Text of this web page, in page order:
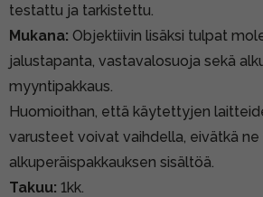
testattu ja tarkistettu.
Mukana: Objektiivin lisäksi tulpat
jalustapanta, vastavalosuoja sekä
myyntipakkaus.
Huomioithan, että käytettyjen
varusteet voivat vaihdella, eivätkä ne
alkuperäispakkauksen sisältöä.
Takuu: 1kk.